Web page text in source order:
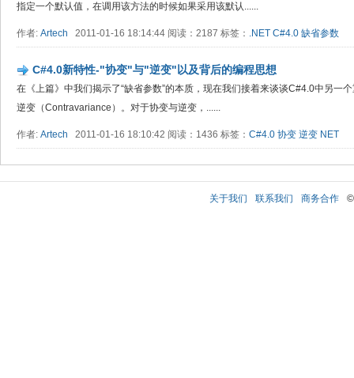
指定一个默认值，在调用该方法的时候如果采用该默认......
作者: Artech 2011-01-16 18:14:44 阅读：2187 标签： .NET C#4.0 缺省参数
C#4.0新特性-"协变"与"逆变"以及背后的编程思想
在《上篇》中我们揭示了“缺省参数”的本质，现在我们接着来谈谈C#4.0中另一
逆变（Contravariance）。对于协变与逆变，......
作者: Artech 2011-01-16 18:10:42 阅读：1436 标签： C#4.0 协变 逆变 NET
关于我们 联系我们 商务合作